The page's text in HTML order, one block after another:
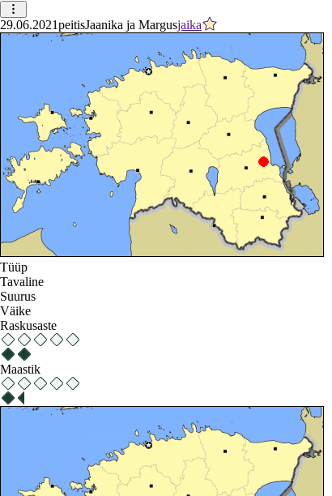
29.06.2021peitisJaanika ja Margusjaika
Tüüp
Tavaline
Suurus
Väike
Raskusaste
Maastik